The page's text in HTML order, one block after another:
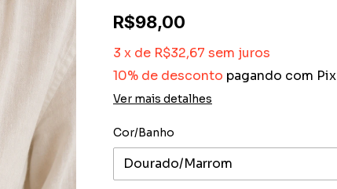
R$98,00
3 x de R$32,67 sem juros
10% de desconto pagando com Pix
Ver mais detalhes
Cor/Banho